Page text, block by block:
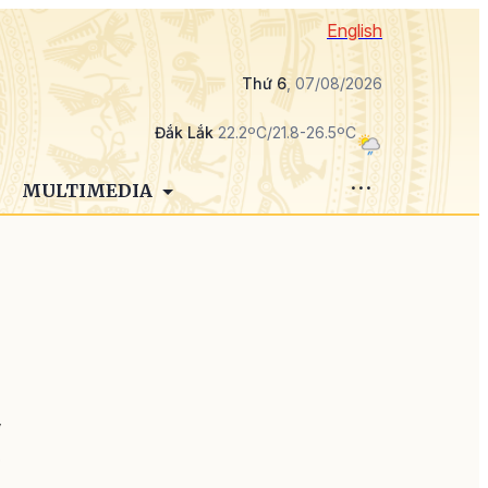
English
Thứ 6, 07/08/2026
Đắk Lắk22.2ºC/21.8-26.5ºC
MULTIMEDIA